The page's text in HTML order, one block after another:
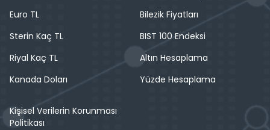
Euro TL
Sterin Kaç TL
Riyal Kaç TL
Kanada Doları
Bilezik Fiyatları
BIST 100 Endeksi
Altın Hesaplama
Yüzde Hesaplama
Kişisel Verilerin Korunması
Politikası